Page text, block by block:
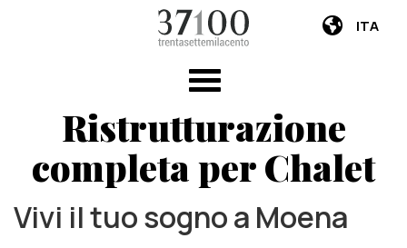
ITA
Ristrutturazione
completa per Chalet
Vivi il tuo sogno a Moena